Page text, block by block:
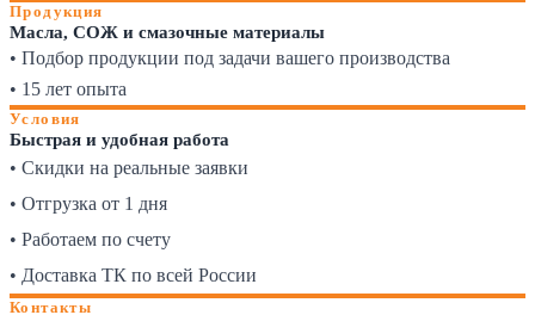
Продукция
Масла, СОЖ и смазочные материалы
• Подбор продукции под задачи вашего производства
• 15 лет опыта
Условия
Быстрая и удобная работа
• Скидки на реальные заявки
• Отгрузка от 1 дня
• Работаем по счету
• Доставка ТК по всей России
Контакты